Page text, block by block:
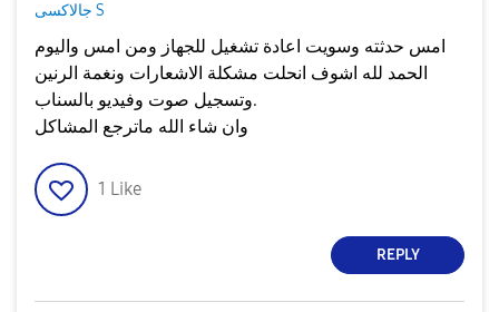
جالاكسى S
امس حدثته وسويت اعادة تشغيل للجهاز ومن امس واليوم
الحمد لله اشوف انحلت مشكلة الاشعارات ونغمة الرنين
وتسجيل صوت وفيديو بالسناب.
وان شاء الله ماترجع المشاكل
1 Like
REPLY